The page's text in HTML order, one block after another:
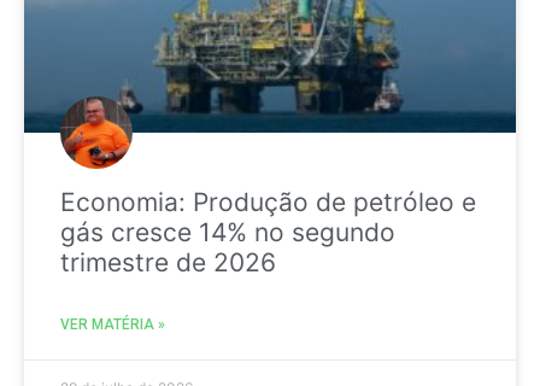
Economia: Produção de petróleo e
gás cresce 14% no segundo
trimestre de 2026
VER MATÉRIA »